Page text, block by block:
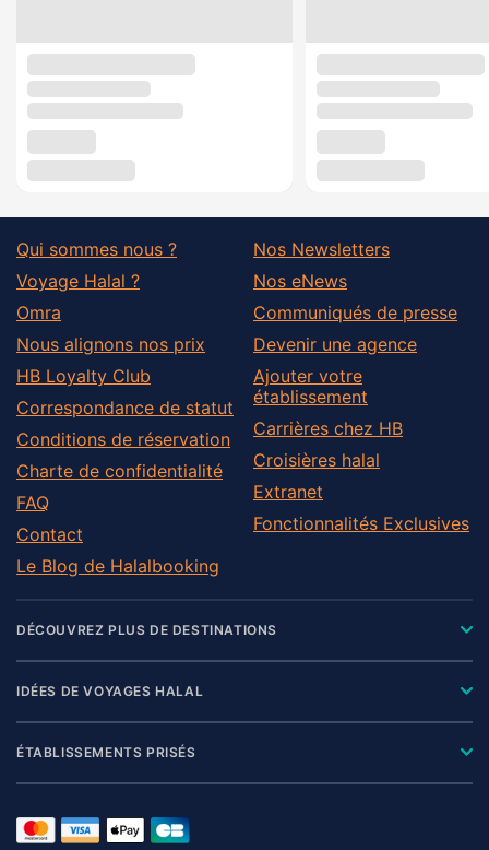
Qui sommes nous ?
Voyage Halal ?
Omra
Nous alignons nos prix
HB Loyalty Club
Correspondance de statut
Conditions de réservation
Charte de confidentialité
FAQ
Contact
Le Blog de Halalbooking
Nos Newsletters
Nos eNews
Communiqués de presse
Devenir une agence
Ajouter votre
établissement
Carrières chez HB
Croisières halal
Extranet
Fonctionnalités Exclusives
DÉCOUVREZ PLUS DE DESTINATIONS
IDÉES DE VOYAGES HALAL
ÉTABLISSEMENTS PRISÉS